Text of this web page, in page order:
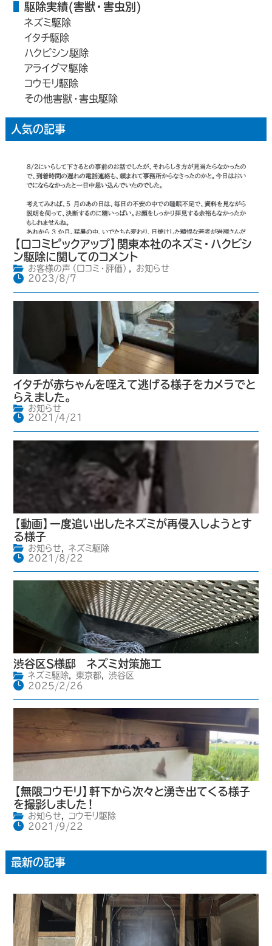
駆除実績(害獣・害虫別)
ネズミ駆除
イタチ駆除
ハクビシン駆除
アライグマ駆除
コウモリ駆除
その他害獣・害虫駆除
人気の記事
【口コミピックアップ】関東本社のネズミ・ハクビシ
ン駆除に関してのコメント
お客様の声（口コミ・評価） ,
お知らせ
2023/8/7
イタチが赤ちゃんを咥えて逃げる様子をカメラでと
らえました。
お知らせ
2021/4/21
【動画】一度追い出したネズミが再侵入しようとす
る様子
お知らせ,
ネズミ駆除
2021/8/22
渋谷区S様邸 ネズミ対策施工
ネズミ駆除, 東京都,
渋谷区
2025/2/26
【無限コウモリ】軒下から次々と湧き出てくる様子
を撮影しました！
お知らせ,
コウモリ駆除
2021/9/22
最新の記事